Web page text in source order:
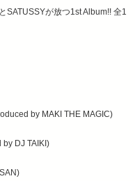
が放つ1st Album!! 全1
by MAKI THE MAGIC)
DJ TAIKI)